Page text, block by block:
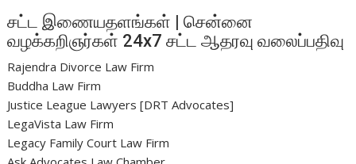
சட்ட இணையதளங்கள் | சென்னை
வழக்கறிஞர்கள் 24x7 சட்ட ஆதரவு வலைப்பதிவு
Rajendra Divorce Law Firm
Buddha Law Firm
Justice League Lawyers [DRT Advocates]
LegaVista Law Firm
Legacy Family Court Law Firm